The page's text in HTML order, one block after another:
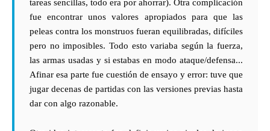
tareas sencillas, todo era por ahorrar). Otra complicación
fue encontrar unos valores apropiados para que las
peleas contra los monstruos fueran equilibradas, difíciles
pero no imposibles. Todo esto variaba según la fuerza,
las armas usadas y si estabas en modo ataque/defensa...
Afinar esa parte fue cuestión de ensayo y error: tuve que
jugar decenas de partidas con las versiones previas hasta
dar con algo razonable.